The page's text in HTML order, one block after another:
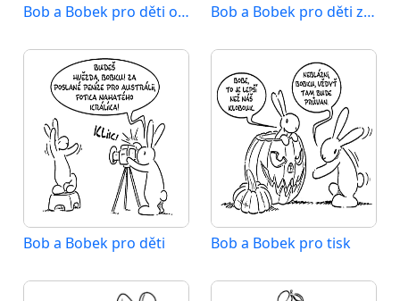
Bob a Bobek pro děti od 3 let Bob a Bobek pro děti zdarma
Bob a Bobek pro děti Bob a Bobek pro tisk